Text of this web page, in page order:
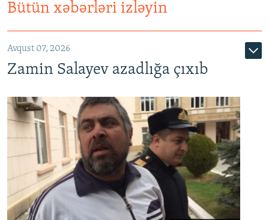
Bütün xəbərləri izləyin
Avqust 07, 2026
Zamin Salayev azadlığa çıxıb